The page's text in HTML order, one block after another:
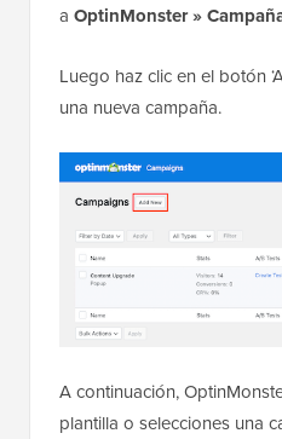
a OptinMonster »
Luego haz clic en el botón
una nueva campaña.
A continuación,
plantilla o selecciones una